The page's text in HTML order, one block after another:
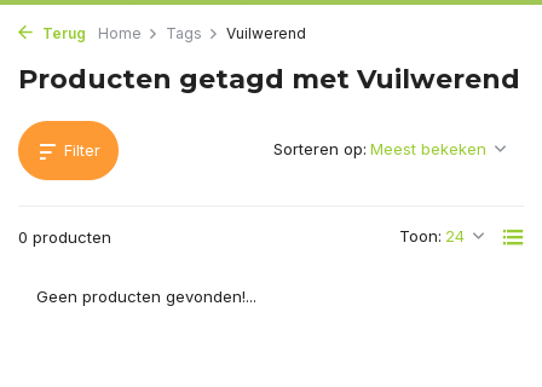
Terug Home Tags Vuilwerend
Producten getagd met Vuilwerend
Filter
0 producten Toon:
Sorteren op:
Geen producten gevonden!...